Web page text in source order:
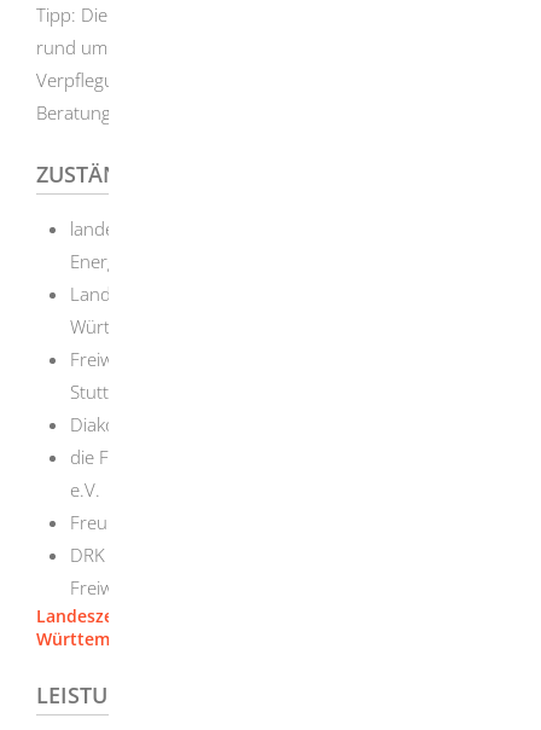
Tipp: Die Träger des FÖJ bieten wichtige Informationen
rund um das Thema Taschengeld, Unterkunft und
Verpflegung online, in persönlichen oder telefonischen
Beratungsgesprächen an.
ZUSTÄNDIGE STELLE
landesweit: Ministerium für Umwelt, Klima und
Energiewirtschaft BW
Landeszentrale für politische Bildung Baden-
Württemberg
Freiwilligendienste in der Diözese Rottenburg-
Stuttgart gGmbH
Diakonisches Werk Württemberg
die Freiwilligendienste beim Internationalen Bund (IB)
e.V.
Freunde der Erziehungskunst Rudolf Steiners e.V.
DRK Landesverband Badisches Rotes Kreuz e. V. -
Freiwilliges Ökologisches Jahr (FÖJ)
Landeszentrale für politische Bildung Baden-
Württemberg
LEISTUNGSDETAILS